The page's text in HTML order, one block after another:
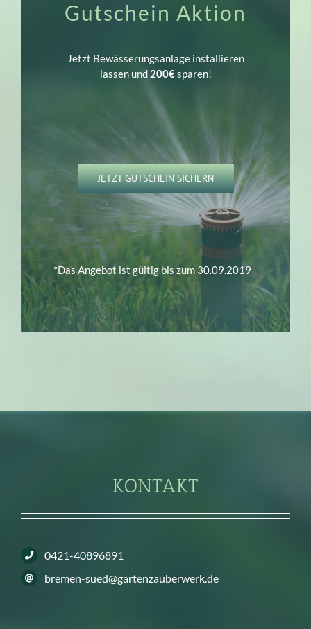
Gutschein Aktion
Jetzt Bewässerungsanlage installieren
lassen und 200€sparen!
JETZT GUTSCHEIN SICHERN
*Das Angebot ist gültig bis zum 30.09.2019
KONTAKT
0421-40896891
bremen-sued@gartenzauberwerk.de